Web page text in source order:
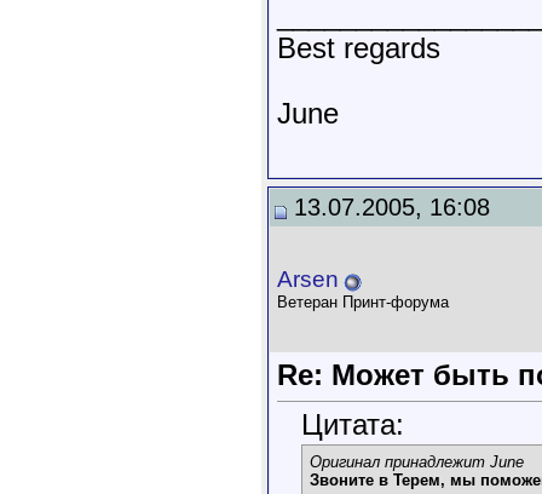
Best regards
June
13.07.2005, 16:08
Arsen
Ветеран Принт-форума
Re: Может быть
Цитата:
Оригинал принадлежит June
Звоните в Терем, мы